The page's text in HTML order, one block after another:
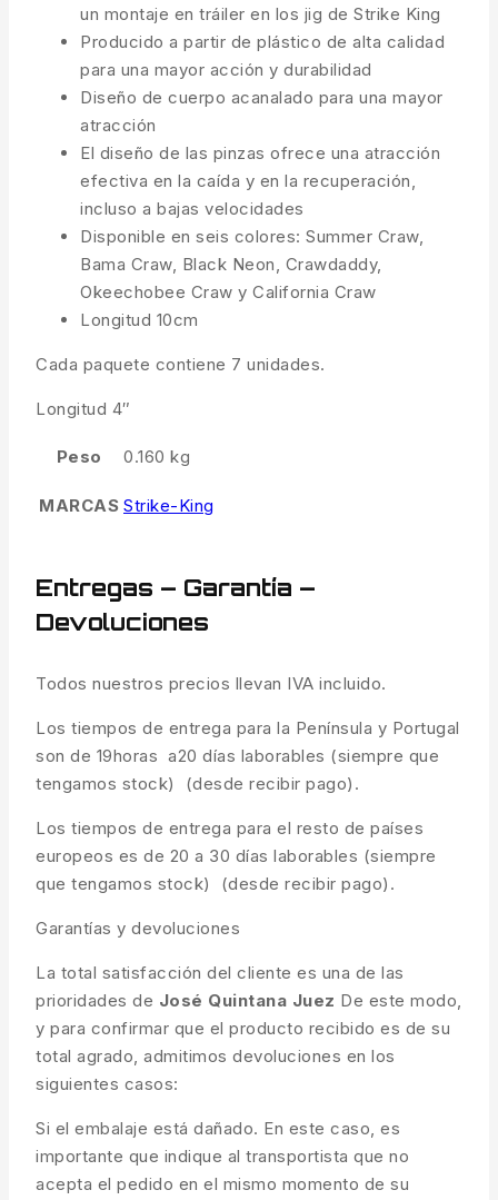
un montaje en tráiler en los jig de Strike King
Producido a partir de plástico de alta calidad
para una mayor acción y durabilidad
Diseño de cuerpo acanalado para una mayor
atracción
El diseño de las pinzas ofrece una atracción
efectiva en la caída y en la recuperación,
incluso a bajas velocidades
Disponible en seis colores: Summer Craw,
Bama Craw, Black Neon, Crawdaddy,
Okeechobee Craw y California Craw
Longitud 10cm
Cada paquete contiene 7 unidades.
Longitud 4″
Peso 0.160 kg
MARCAS Strike-King
Entregas – Garantía –
Devoluciones
Todos nuestros precios llevan IVA incluido.
Los tiempos de entrega para la Península y Portugal
son de 19horas a20 días laborables (siempre que
tengamos stock) (desde recibir pago).
Los tiempos de entrega para el resto de países
europeos es de 20 a 30 días laborables (siempre
que tengamos stock) (desde recibir pago).
Garantías y devoluciones
La total satisfacción del cliente es una de las
prioridades de José Quintana Juez De este modo,
y para confirmar que el producto recibido es de su
total agrado, admitimos devoluciones en los
siguientes casos:
Si el embalaje está dañado. En este caso, es
importante que indique al transportista que no
acepta el pedido en el mismo momento de su